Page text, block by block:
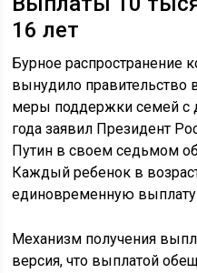
16 лет
Бурное распространение
вынудило правительство
меры поддержки семей с
года заявил Президент
Путин в своем седьмом
Каждый ребенок в
единовременную
Механизм получения
версия, что выплатой